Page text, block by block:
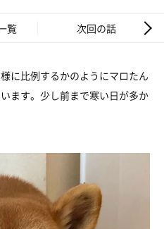
覧 次回の話
に比例するかのようにマロたん
ます。少し前まで寒い日が多か